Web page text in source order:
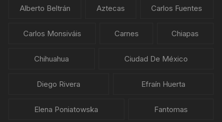
Alberto Beltrán Aztecas Carlos Fuentes
Carlos Monsiváis Carnes Chiapas
Chihuahua Ciudad De México
Diego Rivera Efraín Huerta
Elena Poniatowska Fantomas